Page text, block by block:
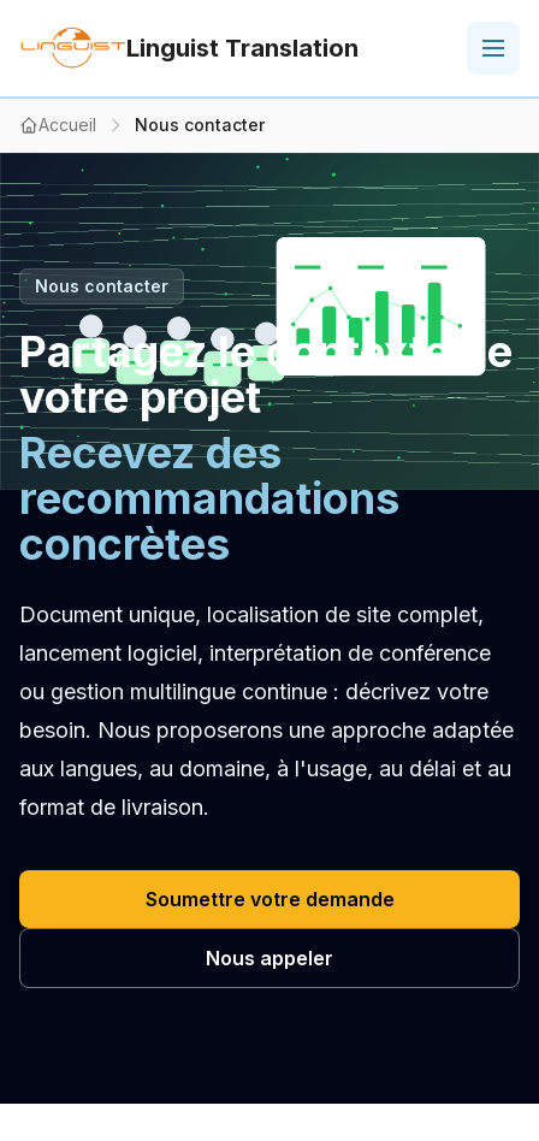
Linguist Translation
Accueil Nous contacter
Nous contacter
Partagez le contexte de
votre projet
Recevez des
recommandations
concrètes
Document unique, localisation de site complet,
lancement logiciel, interprétation de conférence
ou gestion multilingue continue : décrivez votre
besoin. Nous proposerons une approche adaptée
aux langues, au domaine, à l'usage, au délai et au
format de livraison.
Soumettre votre demande
Nous appeler